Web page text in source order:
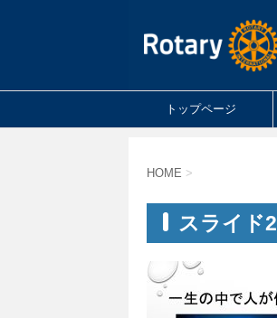
トップページ
HOME >
スライド2